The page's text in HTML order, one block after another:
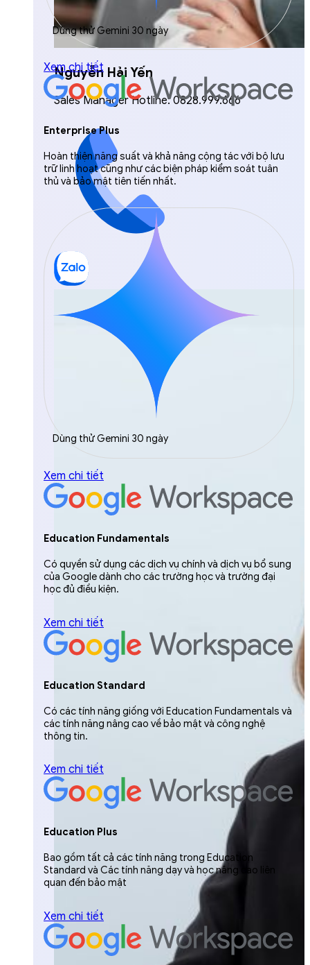
Nguyễn Hải Yến
Sales Manager Hotline: 0828.999.666
Dùng thử Gemini 30 ngày
Xem chi tiết
Enterprise Plus
Hoàn thiện năng suất và khả năng cộng tác với bộ lưu
trữ linh hoạt cũng như các biện pháp kiểm soát tuân
thủ và bảo mật tiên tiến nhất.
Dùng thử Gemini 30 ngày
Xem chi tiết
Education Fundamentals
Có quyền sử dụng các dịch vụ chính và dịch vụ bổ sung
của Google dành cho các trường học và trường đại
học đủ điều kiện.
Xem chi tiết
Education Standard
Có các tính năng giống với Education Fundamentals và
các tính năng nâng cao về bảo mật và công nghệ
thông tin.
Xem chi tiết
Education Plus
Bao gồm tất cả các tính năng trong Education
Standard và Các tính năng dạy và học nâng cao liên
quan đến bảo mật
Xem chi tiết